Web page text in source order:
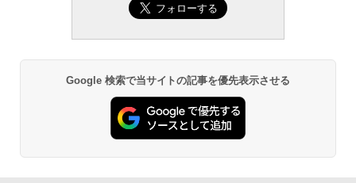
Google 検索で当サイトの記事を優先表示させる